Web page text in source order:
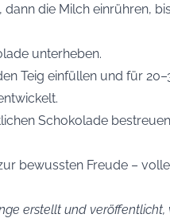
die Milch einrühren,
unterheben.
Teig einfüllen und für
Schokolade
bewussten Freude –
erstellt und veröffentlicht,